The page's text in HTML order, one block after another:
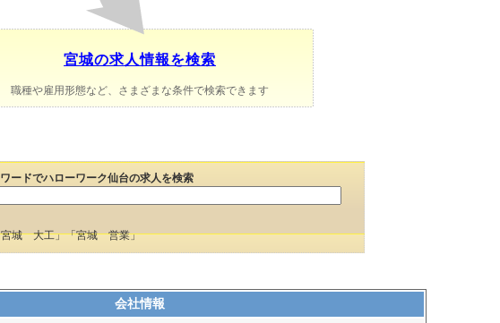
宮城の求人情報を検索
職種や雇用形態など、さまざまな条件で検索できます
ードでハローワーク仙台の求人を検索
城 大工」「宮城 営業」
会社情報